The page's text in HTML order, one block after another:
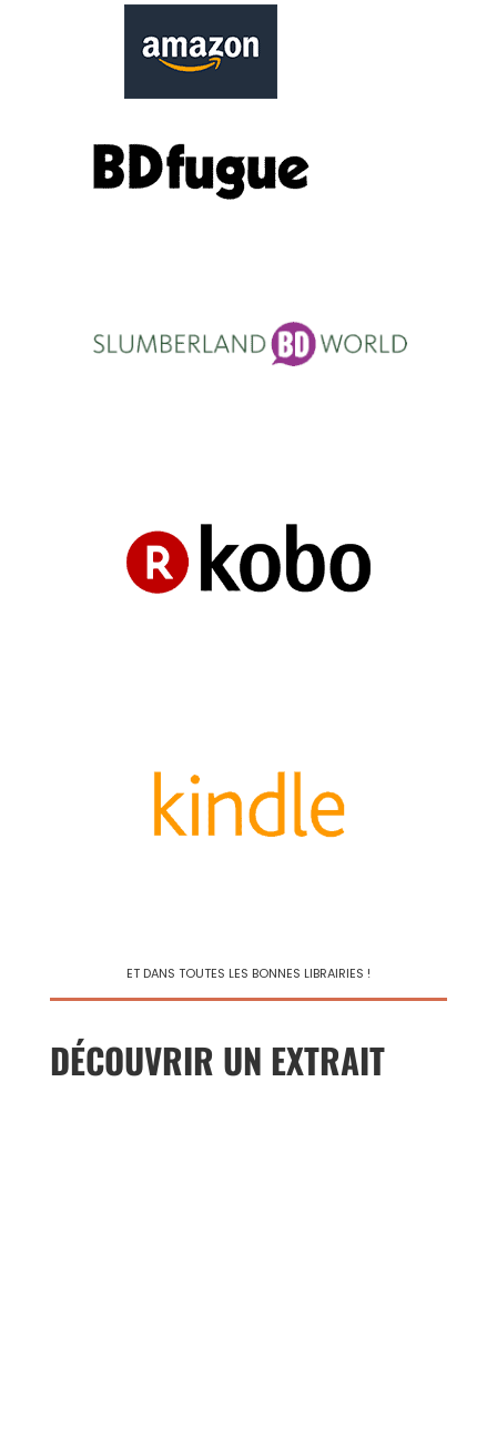
ET DANS TOUTES LES BONNES LIBRAIRIES !
DÉCOUVRIR UN EXTRAIT